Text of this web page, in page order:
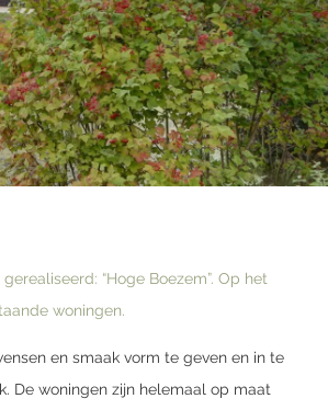
“Hoge Boe­zem”. Op het
woningen.
en smaak vorm te geven en in te
De woningen zijn helemaal op maat